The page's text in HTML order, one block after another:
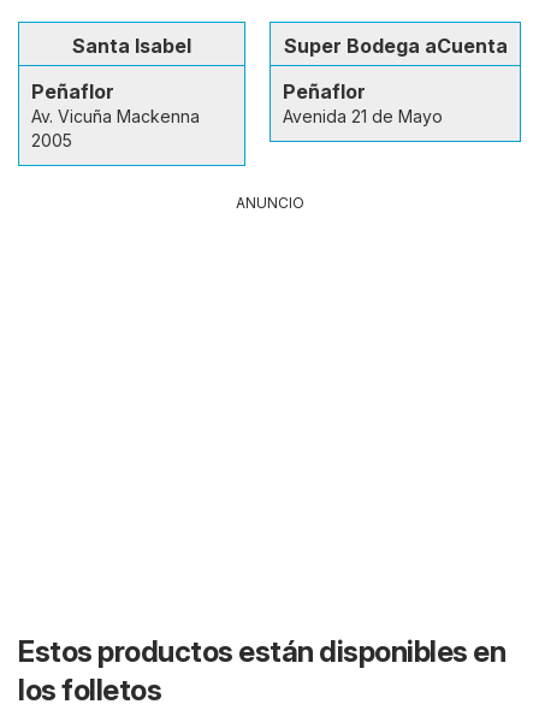
Santa Isabel
Peñaflor
Av. Vicuña Mackenna
2005
Super Bodega aCuenta
Peñaflor
Avenida 21 de Mayo
ANUNCIO
Estos productos están disponibles en
los folletos